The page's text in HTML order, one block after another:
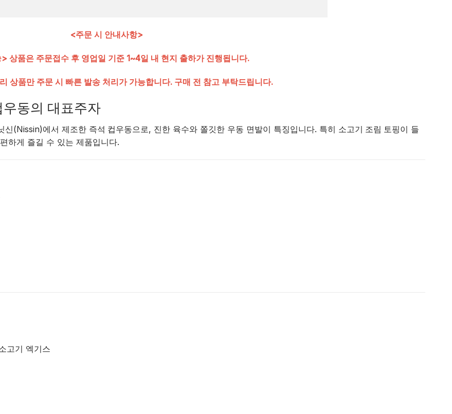
<주문 시 안내사항>
상품은 주문접수 후 영업일 기준 1~4일 내 현지 출하가 진행됩니다.
상품만 주문 시 빠른 발송 처리가 가능합니다. 구매 전 참고 부탁드립니다.
동의 대표주자
신(Nissin)에서 제조한 즉석 컵우동으로, 진한 육수와 쫄깃한 우동 면발이 특징입니다. 특히 소고기 조림 토핑이 들
하게 즐길 수 있는 제품입니다.
고기 엑기스